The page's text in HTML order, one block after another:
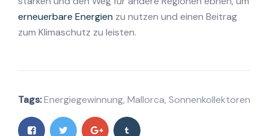
erneuerbare Energien zu nutzen und einen Beitrag
zum Klimaschutz zu leisten.
Tags:Energiegewinnung, Mallorca, Sonnenkollektoren